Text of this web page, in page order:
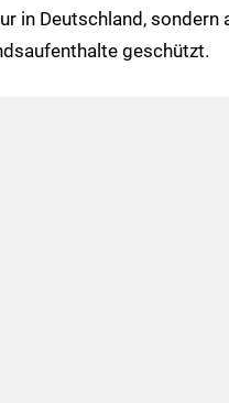
in Deutschland, sondern
geschützt.